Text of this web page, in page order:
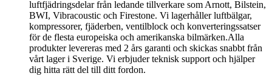
luftfjädringsdelar från ledande tillverkare som Arnott, Bilstein,
BWI, Vibracoustic och Firestone. Vi lagerhåller luftbälgar,
kompressorer, fjäderben, ventilblock och konverteringssatser
för de flesta europeiska och amerikanska bilmärken.Alla
produkter levereras med 2 års garanti och skickas snabbt från
vårt lager i Sverige. Vi erbjuder teknisk support och hjälper
dig hitta rätt del till ditt fordon.